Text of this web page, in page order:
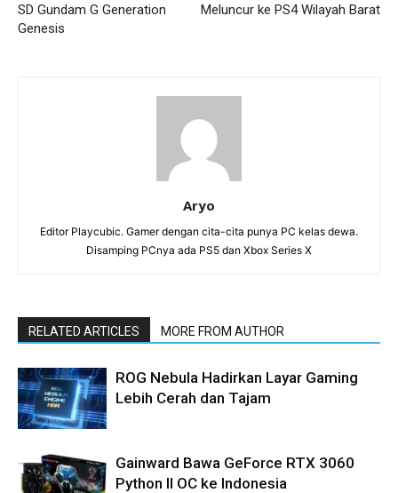
SD Gundam G Generation
Genesis
Meluncur ke PS4 Wilayah Barat
Aryo
Editor Playcubic. Gamer dengan cita-cita punya PC kelas dewa.
Disamping PCnya ada PS5 dan Xbox Series X
RELATED ARTICLES MORE FROM AUTHOR
ROG Nebula Hadirkan Layar Gaming
Lebih Cerah dan Tajam
Gainward Bawa GeForce RTX 3060
Python II OC ke Indonesia